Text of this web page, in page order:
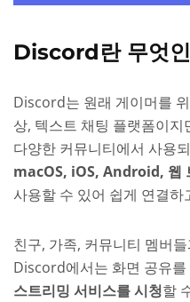
Discord란 무엇
Discord는 원래 게이머를
상, 텍스트 채팅 플랫폼이
다양한 커뮤니티에서 사용
macOS, iOS, Android, 웹
사용할 수 있어 쉽게 연결하
친구, 가족, 커뮤니티 멤버
Discord에서는 화면 공유
스트리밍 서비스를 시청할